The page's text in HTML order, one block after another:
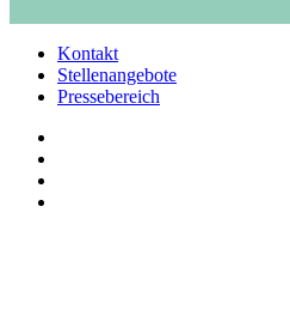
Kontakt
Stellenangebote
Pressebereich